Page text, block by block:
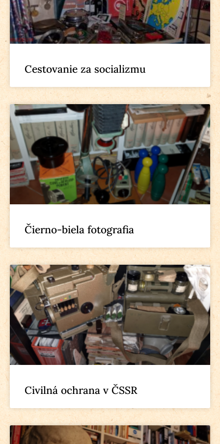
Cestovanie za socializmu
Čierno-biela fotografia
Civilná ochrana v ČSSR